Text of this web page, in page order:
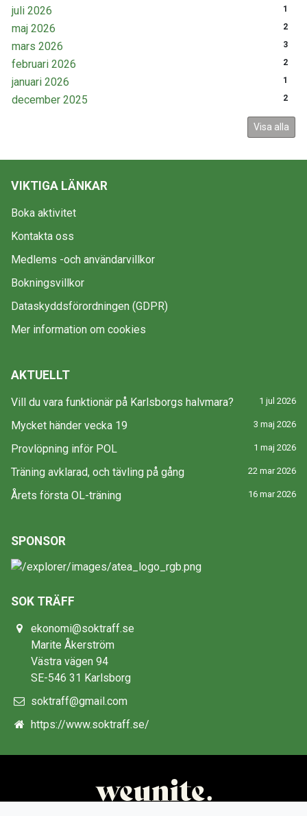
juli 2026 1
maj 2026 2
mars 2026 3
februari 2026 2
januari 2026 1
december 2025 2
Visa alla
VIKTIGA LÄNKAR
Boka aktivitet
Kontakta oss
Medlems -och användarvillkor
Bokningsvillkor
Dataskyddsförordningen (GDPR)
Mer information om cookies
AKTUELLT
Vill du vara funktionär på Karlsborgs halvmara? 1 jul 2026
Mycket händer vecka 19 3 maj 2026
Provlöpning inför POL 1 maj 2026
Träning avklarad, och tävling på gång 22 mar 2026
Årets första OL-träning 16 mar 2026
SPONSOR
SOK TRÄFF
ekonomi@soktraff.se
Marite Åkerström
Västra vägen 94
SE-546 31 Karlsborg
soktraff@gmail.com
https://www.soktraff.se/